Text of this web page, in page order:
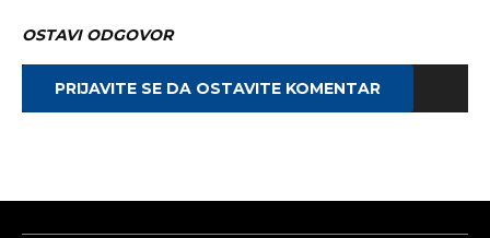
OSTAVI ODGOVOR
PRIJAVITE SE DA OSTAVITE KOMENTAR